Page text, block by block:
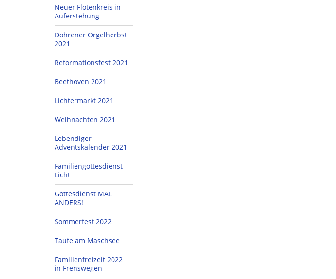
Neuer Flötenkreis in
Auferstehung
Döhrener Orgelherbst
2021
Reformationsfest 2021
Beethoven 2021
Lichtermarkt 2021
Weihnachten 2021
Lebendiger
Adventskalender 2021
Familiengottesdienst
Licht
Gottesdienst MAL
ANDERS!
Sommerfest 2022
Taufe am Maschsee
Familienfreizeit 2022
in Frenswegen